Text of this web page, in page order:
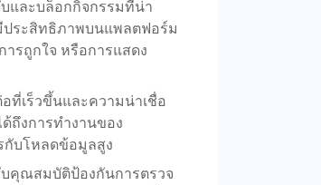
และบล็อกกิจกรรมที่น่า
ประสิทธิภาพบนแพลตฟอร์ม
ารถูกใจ หรือการแสดง
ที่เร็วขึ้นและความน่าเชื่อ
ถึงการทำงานของ
กับโหลดข้อมูลสูง
คุณสมบัติป้องกันการตรวจ